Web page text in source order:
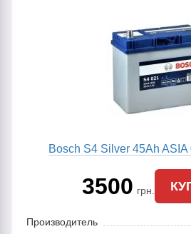
Bosch S4 Silver 45Ah
3500 грн.
Производитель